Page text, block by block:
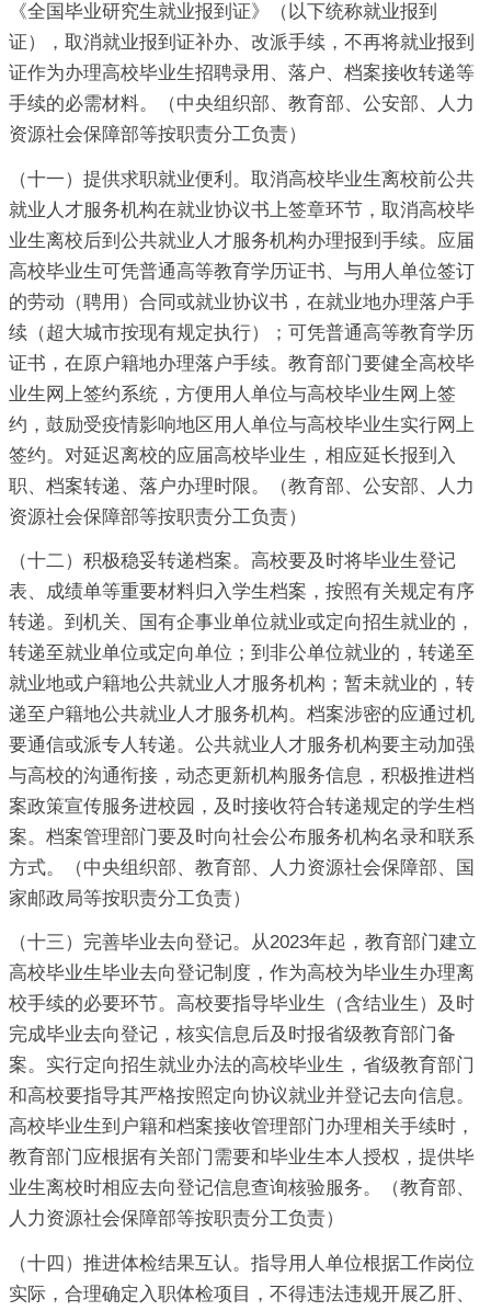
《全国毕业研究生就业报到证》（以下统称就业报到
证），取消就业报到证补办、改派手续，不再将就业报到
证作为办理高校毕业生招聘录用、落户、档案接收转递等
手续的必需材料。（中央组织部、教育部、公安部、人力
资源社会保障部等按职责分工负责）
（十一）提供求职就业便利。取消高校毕业生离校前公共
就业人才服务机构在就业协议书上签章环节，取消高校毕
业生离校后到公共就业人才服务机构办理报到手续。应届
高校毕业生可凭普通高等教育学历证书、与用人单位签订
的劳动（聘用）合同或就业协议书，在就业地办理落户手
续（超大城市按现有规定执行）；可凭普通高等教育学历
证书，在原户籍地办理落户手续。教育部门要健全高校毕
业生网上签约系统，方便用人单位与高校毕业生网上签
约，鼓励受疫情影响地区用人单位与高校毕业生实行网上
签约。对延迟离校的应届高校毕业生，相应延长报到入
职、档案转递、落户办理时限。（教育部、公安部、人力
资源社会保障部等按职责分工负责）
（十二）积极稳妥转递档案。高校要及时将毕业生登记
表、成绩单等重要材料归入学生档案，按照有关规定有序
转递。到机关、国有企事业单位就业或定向招生就业的，
转递至就业单位或定向单位；到非公单位就业的，转递至
就业地或户籍地公共就业人才服务机构；暂未就业的，转
递至户籍地公共就业人才服务机构。档案涉密的应通过机
要通信或派专人转递。公共就业人才服务机构要主动加强
与高校的沟通衔接，动态更新机构服务信息，积极推进档
案政策宣传服务进校园，及时接收符合转递规定的学生档
案。档案管理部门要及时向社会公布服务机构名录和联系
方式。（中央组织部、教育部、人力资源社会保障部、国
家邮政局等按职责分工负责）
（十三）完善毕业去向登记。从2023年起，教育部门建立
高校毕业生毕业去向登记制度，作为高校为毕业生办理离
校手续的必要环节。高校要指导毕业生（含结业生）及时
完成毕业去向登记，核实信息后及时报省级教育部门备
案。实行定向招生就业办法的高校毕业生，省级教育部门
和高校要指导其严格按照定向协议就业并登记去向信息。
高校毕业生到户籍和档案接收管理部门办理相关手续时，
教育部门应根据有关部门需要和毕业生本人授权，提供毕
业生离校时相应去向登记信息查询核验服务。（教育部、
人力资源社会保障部等按职责分工负责）
（十四）推进体检结果互认。指导用人单位根据工作岗位
实际，合理确定入职体检项目，不得违法违规开展乙肝、